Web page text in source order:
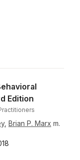
Edition
, Brian P. Marx m.